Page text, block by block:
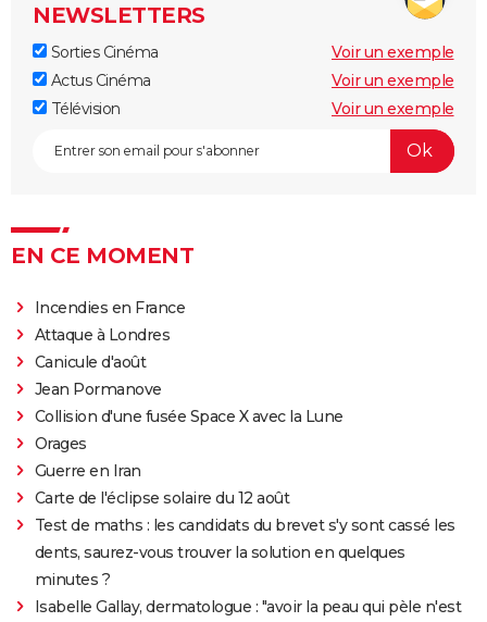
NEWSLETTERS
Sorties Cinéma
Voir un exemple
Actus Cinéma
Voir un exemple
Télévision
Voir un exemple
EN CE MOMENT
Incendies en France
Attaque à Londres
Canicule d'août
Jean Pormanove
Collision d'une fusée Space X avec la Lune
Orages
Guerre en Iran
Carte de l'éclipse solaire du 12 août
Test de maths : les candidats du brevet s'y sont cassé les
dents, saurez-vous trouver la solution en quelques
minutes ?
Isabelle Gallay, dermatologue : "avoir la peau qui pèle n'est